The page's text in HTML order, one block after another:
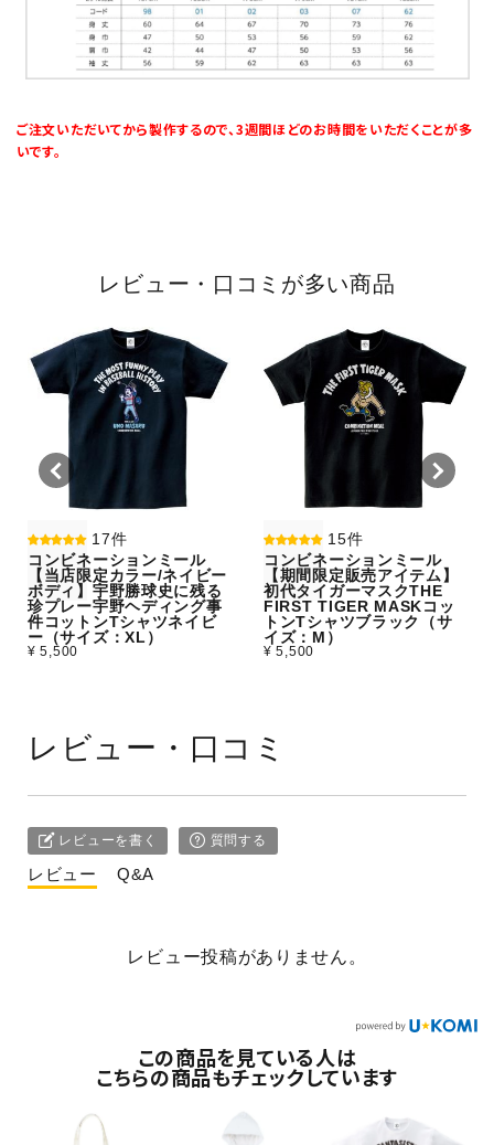
ご注文いただいてから製作するので、3週間ほどのお時間をいただくことが多
いです。
レビュー・口コミが多い商品
17件
コンビネーションミール
【当店限定カラー/ネイビー
ボディ】宇野勝球史に残る
珍プレー宇野ヘディング事
件コットンTシャツネイビ
ー（サイズ：XL）
¥ 5,500
15件
コンビネーションミール
【期間限定販売アイテム】
初代タイガーマスクTHE
FIRST TIGER MASKコッ
トンTシャツブラック（サ
イズ：M）
¥ 5,500
レビュー・口コミ
レビューを書く 質問する
レビュー Q&A
レビュー投稿がありません。
この商品を見ている人は
こちらの商品もチェックしています